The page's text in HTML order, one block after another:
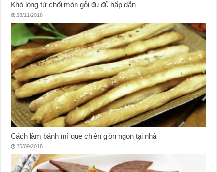
Khó lòng từ chối món gỏi đu đủ hấp dẫn
28/11/2018
Cách làm bánh mì que chiên giòn ngon tại nhà
25/09/2018